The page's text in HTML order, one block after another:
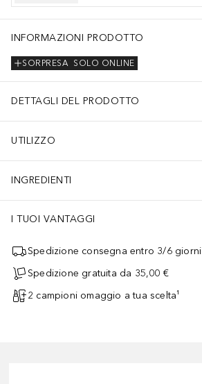
INFORMAZIONI PRODOTTO
SOLO ONLINE
SORPRESA
DETTAGLI DEL PRODOTTO
UTILIZZO
INGREDIENTI
I TUOI VANTAGGI
Spedizione consegna entro 3/6 giorni
Spedizione gratuita da 35,00 €
2 campioni omaggio a tua scelta¹